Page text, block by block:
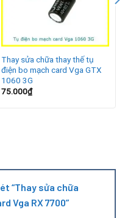
các thành phần điều
gây hỏng tụ gồm:
dài khiến nhiệt độ
gây chập chờn dòng
đặc biệt với card đã sử
mà còn dẫn đến
Thay sửa chữa thay thế tụ
điện bo mạch card Vga GTX
1060 3G
75.000₫
“Thay sửa chữa
Vga RX 7700”